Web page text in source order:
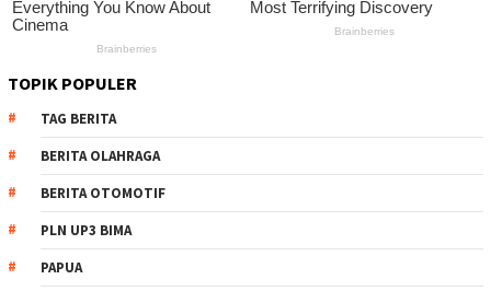
TOPIK POPULER
TAG BERITA
BERITA OLAHRAGA
BERITA OTOMOTIF
PLN UP3 BIMA
PAPUA